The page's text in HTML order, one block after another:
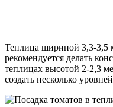
Теплица шириной 3,3-3,5
рекомендуется делать
теплицах высотой 2-2,3
создать несколько